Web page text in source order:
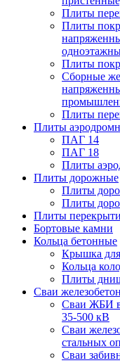
Плиты
Плиты
Плиты
Сборные
Плиты
Плиты
ПАГ 14
ПАГ 18
Плиты
Плиты дорожные
Плиты
Плиты
Плиты
Бортовые камни
Кольца бетонные
Крышка
Кольца
Плиты
Сваи
Сваи ЖБИ
35-500 кВ
Сваи
стальных
Сваи